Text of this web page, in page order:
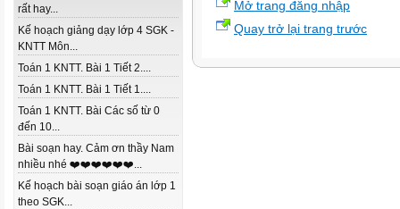
rất hay...
Kế hoạch giảng dạy lớp 4 SGK -
KNTT Môn...
Toán 1 KNTT. Bài 1 Tiết 2....
Toán 1 KNTT. Bài 1 Tiết 1....
Toán 1 KNTT. Bài Các số từ 0
đến 10...
Bài soạn hay. Cảm ơn thầy Nam
nhiều nhé ❤️❤️❤️❤️❤️❤️...
Kế hoạch bài soạn giáo án lớp 1
theo SGK...
Mở trang đăng nhập
Quay trở lại trang trước